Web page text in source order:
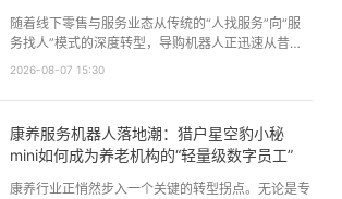
随着线下零售与服务业态从传统的“人找服务”向“服
务找人”模式的深度转型，导购机器人正迅速从昔日
的“科技摆设”演变为能够深度参与一线服务的“数字
业解答要求日益严苛的背景下，以AI语音交互为核心
展现出强劲的增长势…
2026-08-07 15:30
康养服务机器人落地潮：猎户星空豹小秘
mini如何成为养老机构的“轻量级数字员工”
康养行业正悄然步入一个关键的转型拐点。无论是专